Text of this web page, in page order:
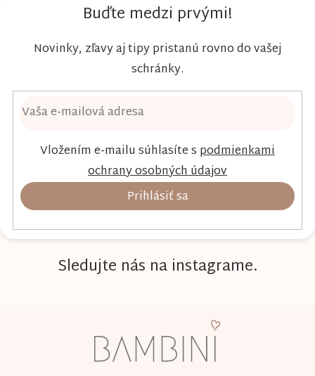
Buďte medzi prvými!
Novinky, zľavy aj tipy pristanú rovno do vašej
schránky.
Vložením e-mailu súhlasíte s podmienkami
ochrany osobných údajov
Prihlásiť sa
Sledujte nás na instagrame.